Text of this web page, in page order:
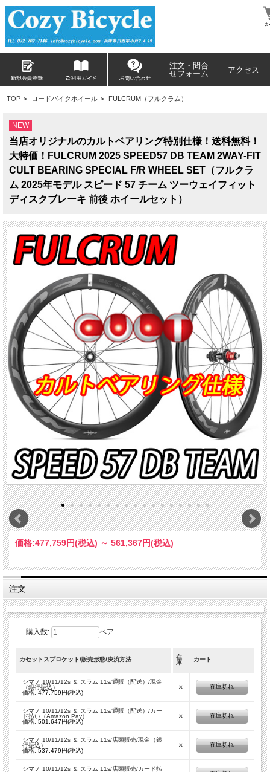
注文・問合
せフォーム
アクセス
TOP > ロードバイクホイール > FULCRUM（フルクラム）
NEW
当店オリジナルのカルトベアリング特別仕様！送料無料！
大特価！FULCRUM 2025 SPEED57 DB TEAM 2WAY-FIT
CULT BEARING SPECIAL F/R WHEEL SET（フルクラ
ム 2025年モデル スピード 57 チーム ツーウェイフィット
ディスクブレーキ 前後 ホイールセット）
価格:477,759円(税込) ～ 561,367円(税込)
注文
購入数: ペア
カセットスプロケット/販売形態/決済方法
在
庫
カート
シマノ 10/11/12s ＆ スラム 11s/通販（配送）/現金
（銀行振込）
価格: 477,759円(税込)
× 在庫切れ
シマノ 10/11/12s ＆ スラム 11s/通販（配送）/カー
ド払い（Amazon Pay）
価格: 501,647円(税込)
× 在庫切れ
シマノ 10/11/12s ＆ スラム 11s/店頭販売/現金（銀
行振込）
価格: 537,479円(税込)
× 在庫切れ
シマノ 10/11/12s ＆ スラム 11s/店頭販売/カード払